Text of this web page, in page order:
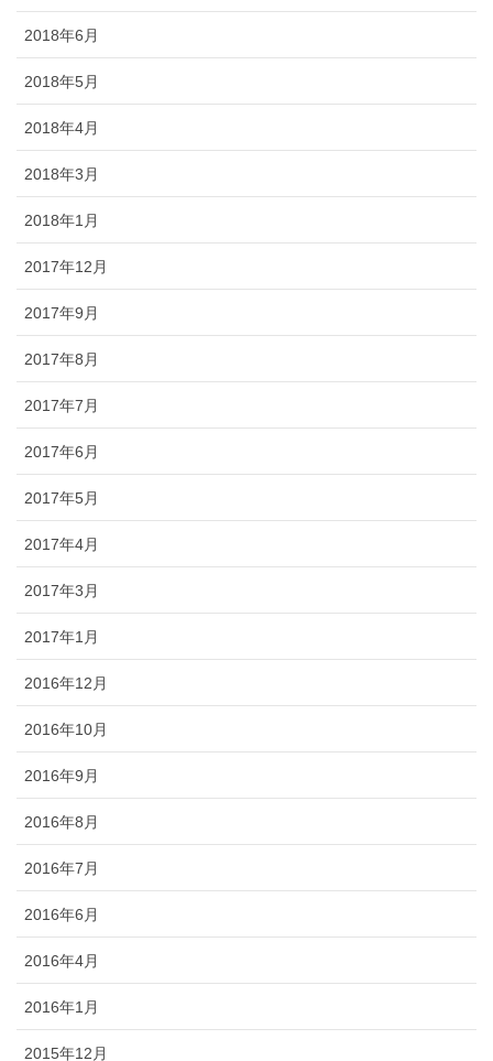
2018年6月
2018年5月
2018年4月
2018年3月
2018年1月
2017年12月
2017年9月
2017年8月
2017年7月
2017年6月
2017年5月
2017年4月
2017年3月
2017年1月
2016年12月
2016年10月
2016年9月
2016年8月
2016年7月
2016年6月
2016年4月
2016年1月
2015年12月